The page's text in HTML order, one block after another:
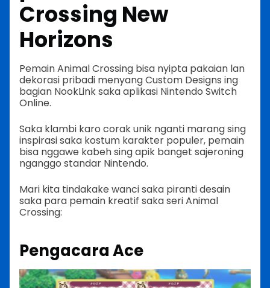
Crossing New
Horizons
Pemain Animal Crossing bisa nyipta pakaian lan
dekorasi pribadi menyang Custom Designs ing
bagian NookLink saka aplikasi Nintendo Switch
Online.
Saka klambi karo corak unik nganti marang sing
inspirasi saka kostum karakter populer, pemain
bisa nggawe kabeh sing apik banget sajeroning
nganggo standar Nintendo.
Mari kita tindakake wanci saka piranti desain
saka para pemain kreatif saka seri Animal
Crossing:
Pengacara Ace